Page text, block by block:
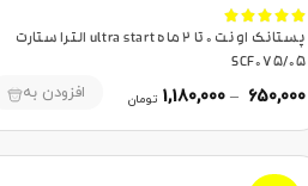





پستانک اونت 0 تا 2 ماه ultra start الترا ستارت
SCF075/05
650,000
–
1,180,000 تومان افزودن به